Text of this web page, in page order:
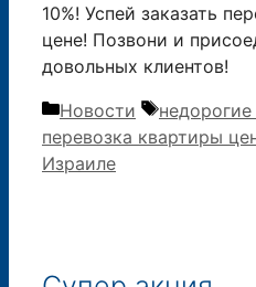
10%! Успей заказать
цене! Позвони и
довольных клиентов!
Рубрики
Новости Метки
перевозка квартиры
Израиле